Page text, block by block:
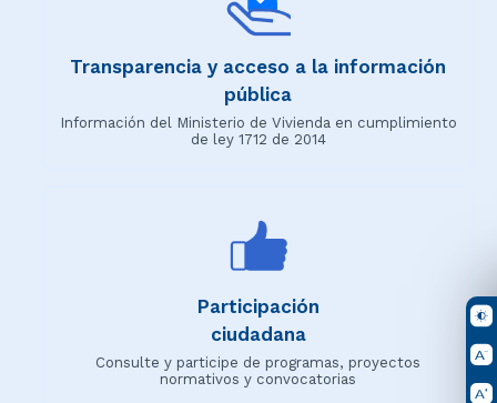
Transparencia y acceso a la información
pública
Información del Ministerio de Vivienda en cumplimiento
de ley 1712 de 2014
Participación
ciudadana
Consulte y participe de programas, proyectos
normativos y convocatorias